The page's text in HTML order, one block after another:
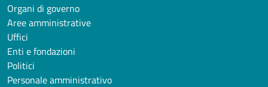
Organi di governo
Aree amministrative
Uffici
Enti e fondazioni
Politici
Personale amministrativo